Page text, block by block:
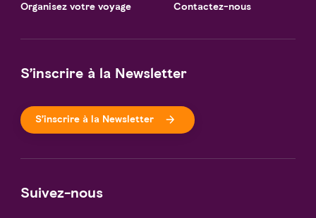
Organisez votre voyage Contactez-nous
S’inscrire à la Newsletter
S’inscrire à la Newsletter
Suivez-nous